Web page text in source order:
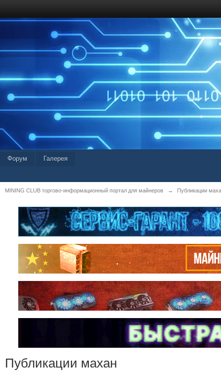
Форум Галерея
MINING CLUB торгово-информационный портал для майнеров → Публикации
Публикации махан